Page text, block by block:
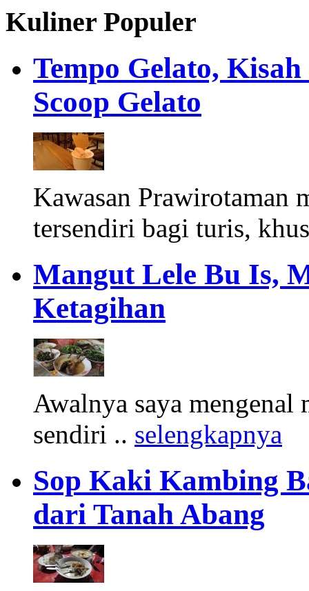
Kuliner Populer
Tempo Gelato,
Scoop Gelato
Kawasan Prawirotaman
tersendiri bagi turis,
Mangut Lele Bu Is,
Ketagihan
Awalnya saya mengenal
sendiri .. selengkapnya
Sop Kaki Kambing
dari Tanah Abang